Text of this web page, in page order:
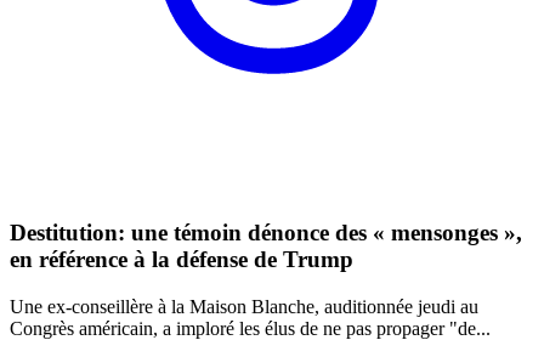
Destitution: une témoin dénonce des « mensonges »,
en référence à la défense de Trump
Une ex-conseillère à la Maison Blanche, auditionnée jeudi au
Congrès américain, a imploré les élus de ne pas propager "de...